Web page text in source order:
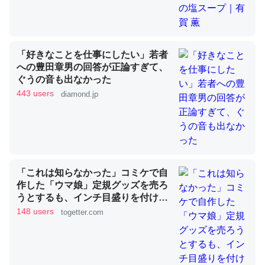
─ニュース :: 【研究発表】昆虫学の大問題＝「昆虫はなぜ海にいな
これを元に考えるとカルシウムを大量に使う脊椎動物と貝
類は苦労してるんだな…。腹足類だと殻を無くしてナメク
─ニュース :: 【研究発表】昆虫学の大問題＝「昆虫はなぜ海にいな
ウチもEchoを実家に置いて４年。でたまに覗いてる。ぼ
ちぼちRingも置こうかと画策中。あと、Googleマップで
位置情報を共有してる。電池残量や充電中かが分かるので
「好きなことを仕事にしたい」若者
への豊田章男の回答が正論すぎて、
ぐうの音も出なかった
443 users diamond.jp
「これは知らなかった」コミケで自
作した「ウマ娘」定規グッズを売ろ
うとするも、インチ目盛りを付けた
ため経産省の規約に抵触、販売見送
148 users togetter.com